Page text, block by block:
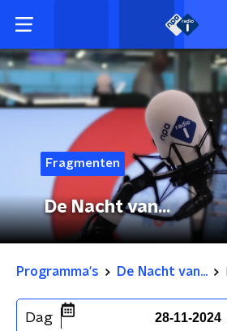
Fragmenten
De Nacht van...
Programma's De Nacht van...
Dag 28-11-2024